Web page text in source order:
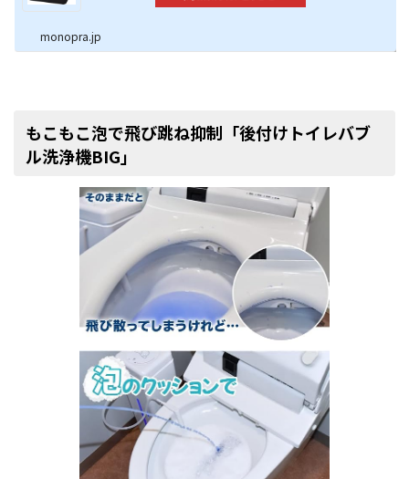
monopra.jp
もこもこ泡で飛び跳ね抑制「後付けトイレバブ
ル洗浄機BIG」